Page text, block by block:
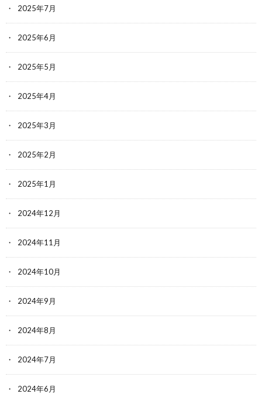
2025年7月
2025年6月
2025年5月
2025年4月
2025年3月
2025年2月
2025年1月
2024年12月
2024年11月
2024年10月
2024年9月
2024年8月
2024年7月
2024年6月